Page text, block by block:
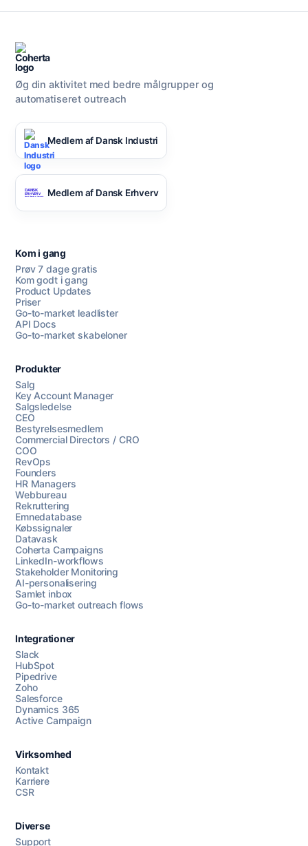
Chat med os
AI Campaign Assist
Øg din aktivitet med bedre målgrupper og
automatiseret outreach
Medlem af Dansk Industri
Medlem af Dansk Erhverv
Kom i gang
Prøv 7 dage gratis
Kom godt i gang
Product Updates
Priser
Go-to-market leadlister
API Docs
Go-to-market skabeloner
Produkter
Salg
Key Account Manager
Salgsledelse
CEO
Bestyrelsesmedlem
Commercial Directors / CRO
COO
RevOps
Founders
HR Managers
Webbureau
Rekruttering
Emnedatabase
Købssignaler
Datavask
Coherta Campaigns
LinkedIn-workflows
Stakeholder Monitoring
AI-personalisering
Samlet inbox
Go-to-market outreach flows
Integrationer
Slack
HubSpot
Pipedrive
Zoho
Salesforce
Dynamics 365
Active Campaign
Virksomhed
Kontakt
Karriere
CSR
Diverse
Support